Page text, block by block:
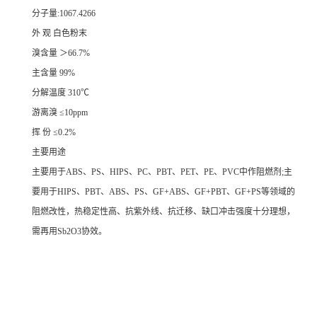
分子量:1067.4266
外 观 白色粉末
溴含量 ＞66.7%
主含量 99%
分解温度 310℃
游离溴 ≤10ppm
挥 份 ≤0.2%
主要用途
主要用于ABS、PS、HIPS、PC、PBT、PET、PE、PVC中作阻燃剂;主
要用于HIPS、PBT、ABS、PS、GF+ABS、GF+PBT、GF+PS等领域的
阻燃改性，热稳定性高、抗紫外线、抗迁移、缺口冲击强度十分理想，
需再用Sb2O3协效。